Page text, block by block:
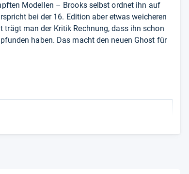
Modellen – Brooks selbst ordnet ihn auf
bei der 16. Edition aber etwas weicheren
trägt man der Kritik Rechnung, dass ihn schon
haben. Das macht den neuen Ghost für